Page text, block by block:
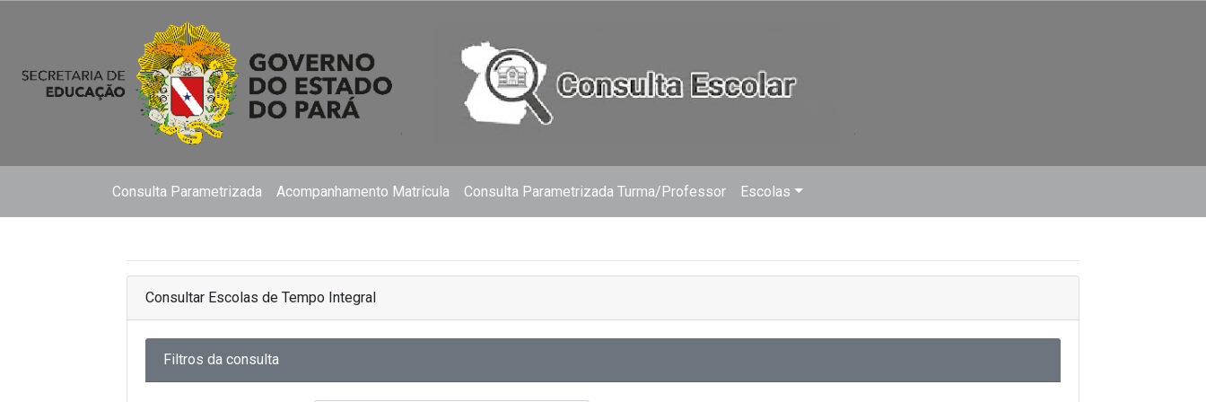
Consulta Parametrizada Acompanhamento Matrícula Consulta Parametrizada Turma/Professor Escolas
Consultar Escolas de Tempo Integral
Filtros da consulta